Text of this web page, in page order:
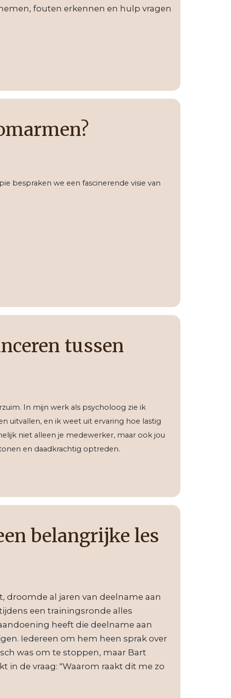
fouten erkennen en hulp vragen
bespraken we een fascinerende visie van
tussen
In mijn werk als psycholoog zie ik
uitvallen, en ik weet uit ervaring hoe lastig
niet alleen je medewerker, maar ook jou
en daadkrachtig optreden.
belangrijke les
droomde al jaren van deelname aan
een trainingsronde alles
heeft die deelname aan
Iedereen om hem heen sprak over
was om te stoppen, maar Bart
in de vraag: "Waarom raakt dit me zo